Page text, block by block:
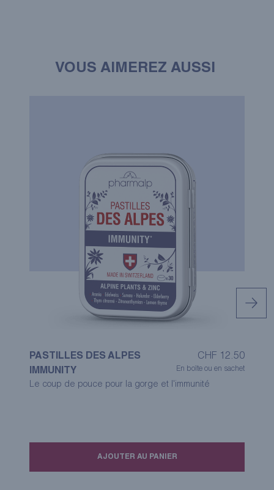
VOUS AIMEREZ AUSSI
PASTILLES DES ALPES
IMMUNITY
CHF 12.50
En boîte ou en sachet
Le coup de pouce pour la gorge et l'immunité
AJOUTER AU PANIER